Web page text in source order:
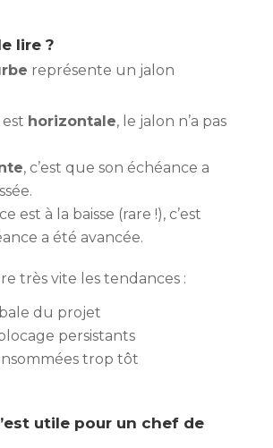
lire ?
représente un jalon
horizontale, le jalon n’a pas
, c’est que son échéance a
est à la baisse (rare !), c’est
a été avancée.
très vite les tendances :
du projet
persistants
trop tôt
utile pour un chef de